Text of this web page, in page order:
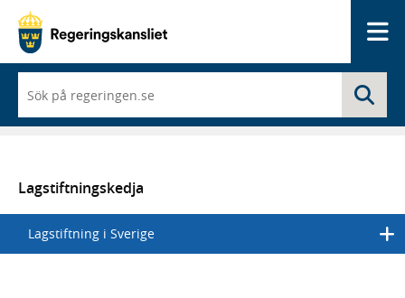
du
börjar
skriva
en
lista
med
sökförslag
Lagstiftningskedja
Lagstiftning i Sverige